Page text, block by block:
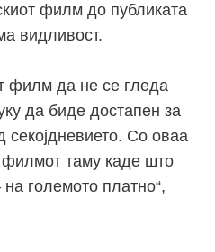
филм до публиката
видливост.
филм да не се гледа
да биде достапен за
секојдневието. Со оваа
филмот таму каде што
големото платно“,